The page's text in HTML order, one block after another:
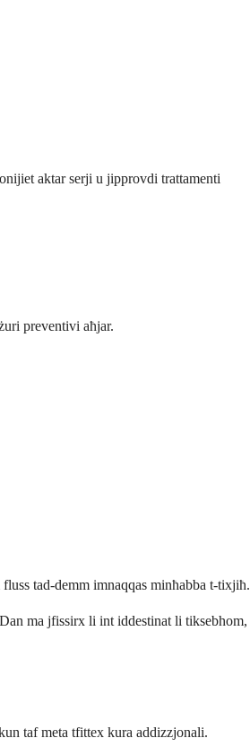
aktar serji u jipprovdi trattamenti
preventivi aħjar.
tad-demm imnaqqas minħabba t-tixjiħ.
ma jfissirx li int iddestinat li tiksebhom,
taf meta tfittex kura addizzjonali.